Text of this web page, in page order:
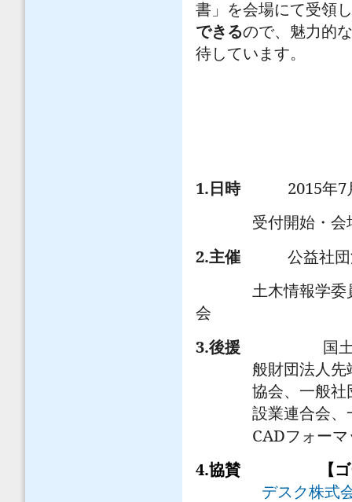
書」を会場にて受領
できるので、魅力的
待しています。
1. 日時 2015年7
受付開始
2.主催
公益社
土木情報学
会
3.後援
国
般財団法人
協会、一般社
設業連合会、
CADフォー
4.協賛
【
デスク株式